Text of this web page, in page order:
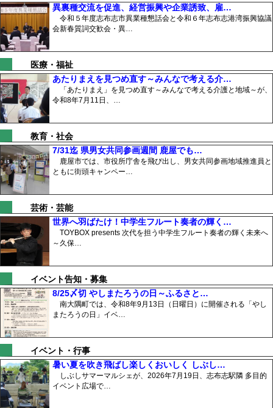
異裏種交流を促進、経営振興や企業誘致、雇…
令和５年度志布志市異業種懇話会と令和６年志布志港湾振興協議
会新春質詞交歓会・異…
医療・福祉
あたりまえを見つめ直す～みんなで考える介…
「あたりまえ」を見つめ直す～みんなで考える介護と地域～が、
令和8年7月11日、…
教育・社会
7/31迄 県男女共同参画週間 鹿屋でも…
鹿屋市では、市役所庁舎を飛び出し、男女共同参画地域推進員と
ともに街頭キャンペー…
芸術・芸能
世界へ羽ばたけ！中学生フルート奏者の輝く…
TOYBOX presents 次代を担う中学生フルート奏者の輝く未来へ
～久保…
イベント告知・募集
8/25〆切 やしまたろうの日～ふるさと…
南大隅町では、令和8年9月13日（日曜日）に開催される「やし
またろうの日」イベ…
イベント・行事
暑い夏を吹き飛ばし楽しくおいしく しぶし…
しぶしサマーマルシェが、2026年7月19日、志布志駅隣 多目的
イベント広場で…